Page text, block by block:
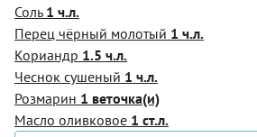
Соль 1 ч.л.
Перец чёрный молотый 1 ч.л.
Кориандр 1.5 ч.л.
Чеснок сушеный 1 ч.л.
Розмарин 1 веточка(и)
Масло оливковое 1 ст.л.